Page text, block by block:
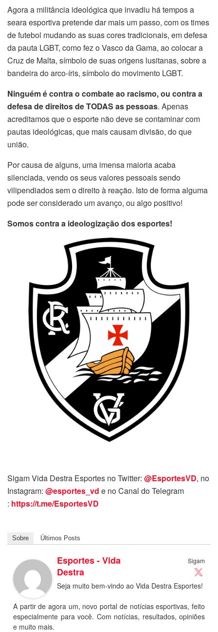
Agora a militância ideológica que invadiu há tempos a
seara esportiva pretende dar mais um passo, com os times
de futebol mudando as suas cores tradicionais, em defesa
da pauta LGBT, como fez o Vasco da Gama, ao colocar a
Cruz de Malta, símbolo de suas origens lusitanas, sobre a
bandeira do arco-íris, símbolo do movimento LGBT.
Ninguém é contra o combate ao racismo, ou contra a
defesa de direitos de TODAS as pessoas. Apenas
acreditamos que o esporte não deve se contaminar com
pautas ideológicas, que mais causam divisão, do que
união.
Por causa de alguns, uma imensa maioria acaba
silenciada, vendo os seus valores pessoais sendo
vilipendiados sem o direito à reação. Isto de forma alguma
pode ser considerado um avanço, ou algo positivo!
Somos contra a ideologização dos esportes!
Sigam Vida Destra Esportes no Twitter: @EsportesVD, no
Instagram: @esportes_vd e no Canal do Telegram
: https://t.me/EsportesVD
Sobre Últimos Posts
Sigam
Esportes - Vida
Destra
Seja muito bem-vindo ao Vida Destra Esportes!
A partir de agora um, novo portal de notícias esportivas, feito
especialmente para você. Com notícias, resultados, opiniões
e muito mais.